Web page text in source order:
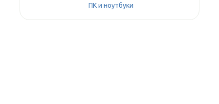
ПК и ноутбуки